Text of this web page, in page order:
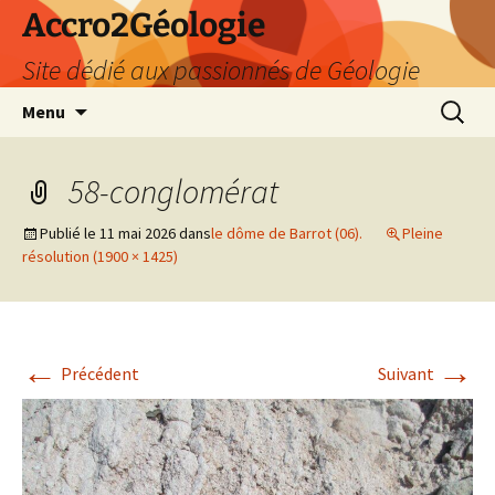
Accro2Géologie
Site dédié aux passionnés de Géologie
Menu
58-conglomérat
Publié le 11 mai 2026dansle dôme de Barrot (06).
Pleine
résolution (1900 × 1425)
← Précédent Suivant →